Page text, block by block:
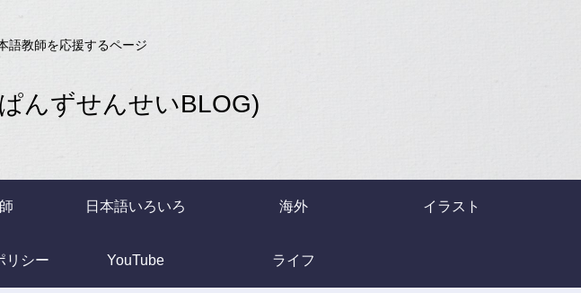
語教師を応援するページ
んずせんせいBLOG)
日本語いろいろ 海外 イラスト
リシー YouTube ライフ